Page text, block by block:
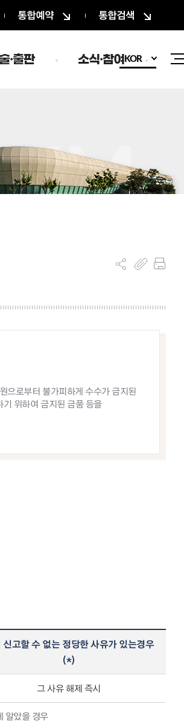
통합예약 통합검색
KOR
·출판 소식·참여
으로부터 불가피하게 수수가 금지된
위하여 금지된 금품 등을
신고할 수 없는 정당한 사유가 있는경우
(*)
그 사유 해제 즉시
알았을 경우